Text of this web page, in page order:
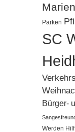
Parken
SC
Bürger-
Werden